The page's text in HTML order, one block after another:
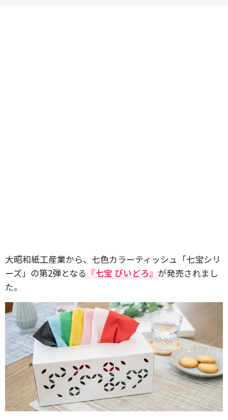
大昭和紙工産業から、七色カラーティッシュ「七宝シリ
ーズ」の第2弾となる 『七宝 びいどろ』 が発売されまし
た。